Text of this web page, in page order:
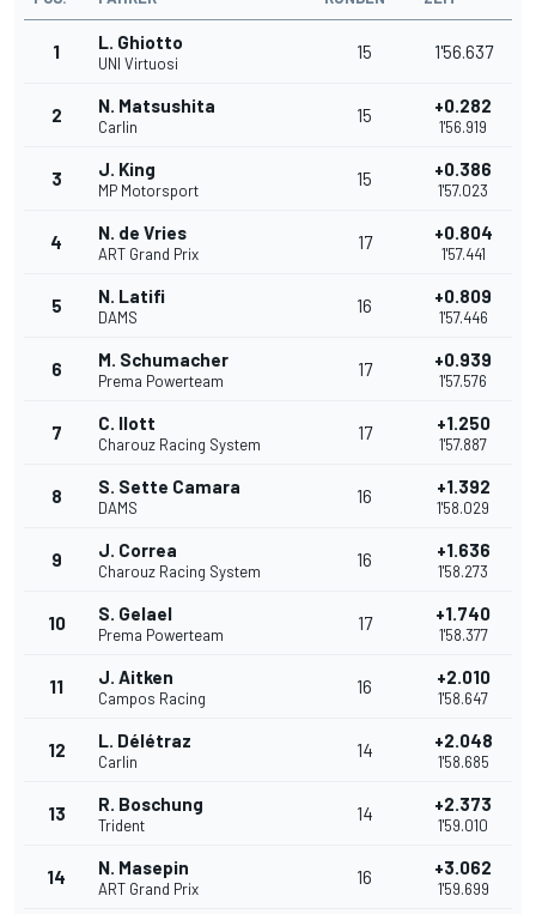
1 L. Ghiotto
UNI Virtuosi
15 1'56.637
2 N. Matsushita
Carlin
15 +0.282
1'56.919
3 J. King
MP Motorsport
15 +0.386
1'57.023
4 N. de Vries
ART Grand Prix
17 +0.804
1'57.441
5 N. Latifi
DAMS
16 +0.809
1'57.446
6 M. Schumacher
Prema Powerteam
17 +0.939
1'57.576
7 C. Ilott
Charouz Racing System
17 +1.250
1'57.887
8 S. Sette Camara
DAMS
16 +1.392
1'58.029
9 J. Correa
Charouz Racing System
16 +1.636
1'58.273
10 S. Gelael
Prema Powerteam
17 +1.740
1'58.377
11 J. Aitken
Campos Racing
16 +2.010
1'58.647
12 L. Délétraz
Carlin
14 +2.048
1'58.685
13 R. Boschung
Trident
14 +2.373
1'59.010
14 N. Masepin
ART Grand Prix
16 +3.062
1'59.699